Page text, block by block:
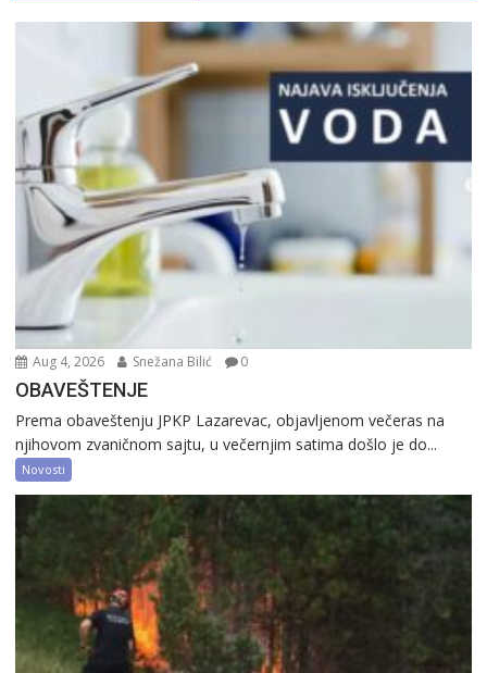
Aug 4, 2026 Snežana Bilić 0
OBAVEŠTENJE
Prema obaveštenju JPKP Lazarevac, objavljenom večeras na
njihovom zvaničnom sajtu, u večernjim satima došlo je do...
Novosti